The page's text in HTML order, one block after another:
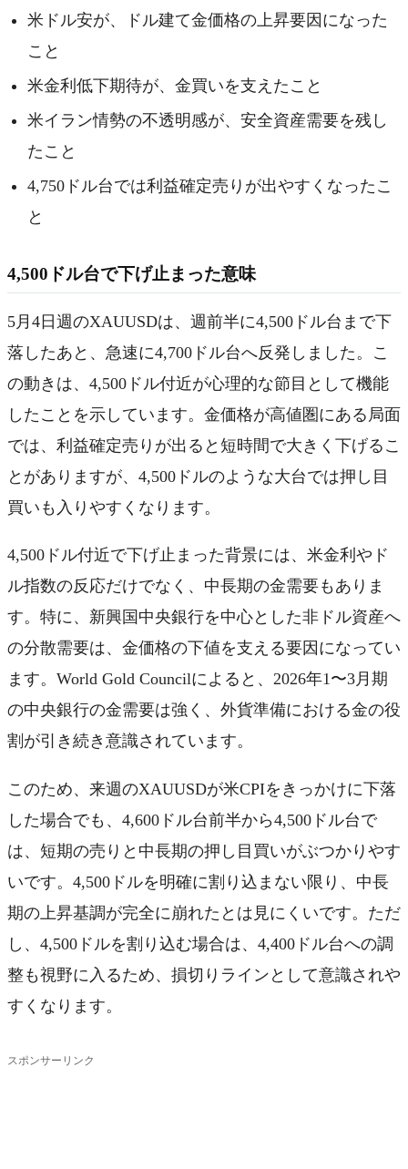
米ドル安が、ドル建て金価格の上昇要因になった
こと
米金利低下期待が、金買いを支えたこと
米イラン情勢の不透明感が、安全資産需要を残し
たこと
4,750ドル台では利益確定売りが出やすくなったこ
と
4,500ドル台で下げ止まった意味
5月4日週のXAUUSDは、週前半に4,500ドル台まで下
落したあと、急速に4,700ドル台へ反発しました。こ
の動きは、4,500ドル付近が心理的な節目として機能
したことを示しています。金価格が高値圏にある局面
では、利益確定売りが出ると短時間で大きく下げるこ
とがありますが、4,500ドルのような大台では押し目
買いも入りやすくなります。
4,500ドル付近で下げ止まった背景には、米金利やド
ル指数の反応だけでなく、中長期の金需要もありま
す。特に、新興国中央銀行を中心とした非ドル資産へ
の分散需要は、金価格の下値を支える要因になってい
ます。World Gold Councilによると、2026年1〜3月期
の中央銀行の金需要は強く、外貨準備における金の役
割が引き続き意識されています。
このため、来週のXAUUSDが米CPIをきっかけに下落
した場合でも、4,600ドル台前半から4,500ドル台で
は、短期の売りと中長期の押し目買いがぶつかりやす
いです。4,500ドルを明確に割り込まない限り、中長
期の上昇基調が完全に崩れたとは見にくいです。ただ
し、4,500ドルを割り込む場合は、4,400ドル台への調
整も視野に入るため、損切りラインとして意識されや
すくなります。
スポンサーリンク